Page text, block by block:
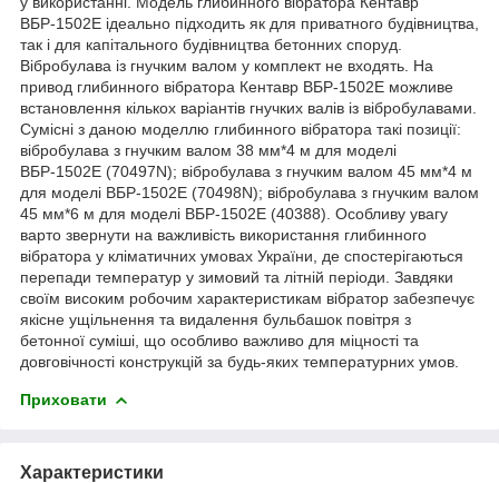
ВБР-1502Е ідеально підходить як для приватного будівництва,
так і для капітального будівництва бетонних споруд.
Вібробулава із гнучким валом у комплект не входять. На
привод глибинного вібратора Кентавр ВБР-1502Е можливе
встановлення кількох варіантів гнучких валів із вібробулавами.
Сумісні з даною моделлю глибинного вібратора такі позиції:
вібробулава з гнучким валом 38 мм*4 м для моделі
ВБР-1502Е (70497N); вібробулава з гнучким валом 45 мм*4 м
для моделі ВБР-1502Е (70498N); вібробулава з гнучким валом
45 мм*6 м для моделі ВБР-1502Е (40388). Особливу увагу
варто звернути на важливість використання глибинного
вібратора у кліматичних умовах України, де спостерігаються
перепади температур у зимовий та літній періоди. Завдяки
своїм високим робочим характеристикам вібратор забезпечує
якісне ущільнення та видалення бульбашок повітря з
бетонної суміші, що особливо важливо для міцності та
довговічності конструкцій за будь-яких температурних умов.
Приховати
Характеристики